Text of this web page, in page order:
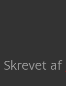
Skrevet af